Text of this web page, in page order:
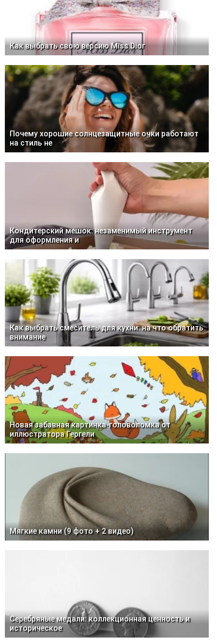
Как выбрать свою версию Miss Dior
Почему хорошие солнцезащитные очки работают
на стиль не
Кондитерский мешок: незаменимый инструмент
для оформления и
Как выбрать смеситель для кухни: на что обратить
внимание
Новая забавная картинка-головоломка от
иллюстратора Гергели
Мягкие камни (9 фото + 2 видео)
Серебряные медали: коллекционная ценность и
историческое